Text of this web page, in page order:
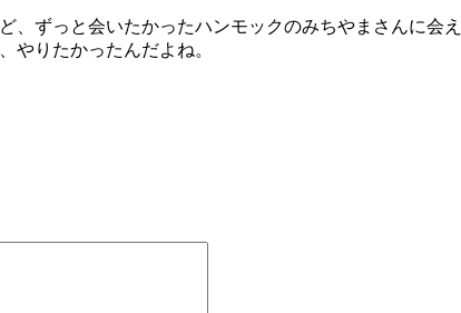
、ずっと会いたかったハンモックのみちやまさんに会え
やりたかったんだよね。